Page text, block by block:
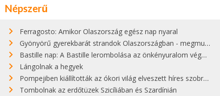
Népszerű
Ferragosto: Amikor Olaszország egész nap nyaral
Gyönyörű gyerekbarát strandok Olaszországban - megmutatjuk a 15 legjobbat
Bastille nap: A Bastille lerombolása az önkényuralom végét jelentette
Lángolnak a hegyek
Pompejiben kiállították az ókori világ elveszett híres szobrának másolatát
Tombolnak az erdőtüzek Szicíliában és Szardínián